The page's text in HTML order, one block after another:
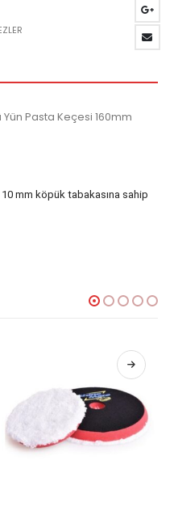
Yün Pasta Keçesi 160mm
mm köpük tabakasına sahip